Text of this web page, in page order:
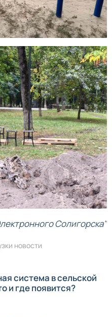
Солигорска"
новости
система в сельской
и где появится?